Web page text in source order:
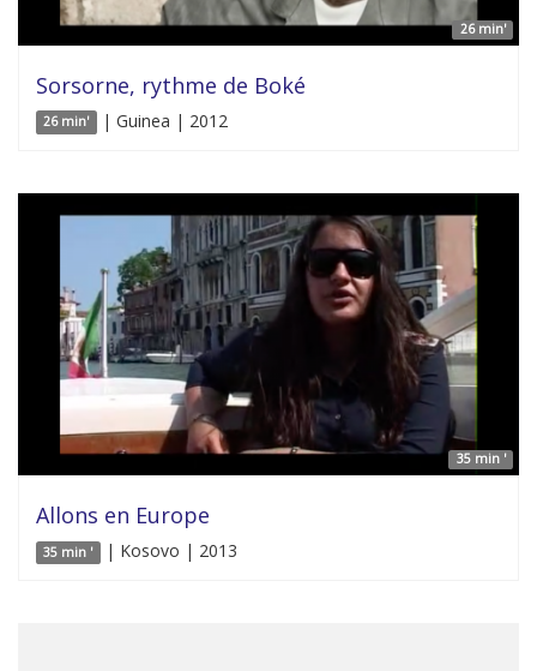
26 min'
Sorsorne, rythme de Boké
26 min' | Guinea | 2012
35 min '
Allons en Europe
35 min ' | Kosovo | 2013